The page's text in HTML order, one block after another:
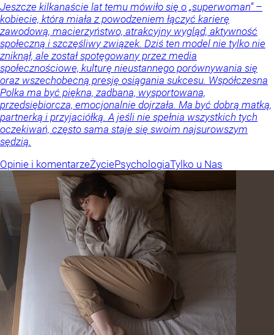
Jeszcze kilkanaście lat temu mówiło się o „superwoman” –
kobiecie, która miała z powodzeniem łączyć karierę
zawodową, macierzyństwo, atrakcyjny wygląd, aktywność
społeczną i szczęśliwy związek. Dziś ten model nie tylko nie
zniknął, ale został spotęgowany przez media
społecznościowe, kulturę nieustannego porównywania się
oraz wszechobecną presję osiągania sukcesu. Współczesna
Polka ma być piękna, zadbana, wysportowana,
przedsiębiorcza, emocjonalnie dojrzała. Ma być dobrą matką,
partnerką i przyjaciółką. A jeśli nie spełnia wszystkich tych
oczekiwań, często sama staje się swoim najsurowszym
sędzią.
Opinie i komentarzeŻyciePsychologiaTylko u Nas